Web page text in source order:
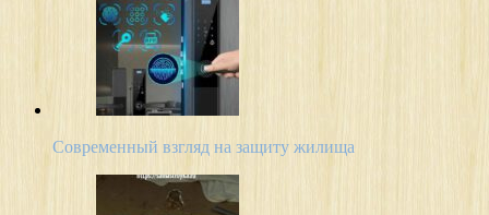
Современный взгляд на защиту жилища